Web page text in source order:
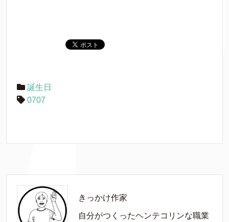
誕生日
0707
きっかけ作家
自分がつくったヘンテコリンな職業